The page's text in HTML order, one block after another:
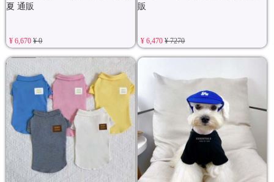
夏 通販
¥ 6,670¥ 0
販
¥ 6,470¥ 7270